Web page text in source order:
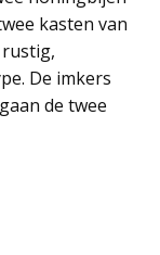
kasten van
rustig,
De imkers
de twee